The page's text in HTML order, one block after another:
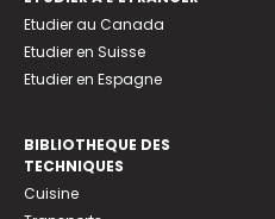
Etudier au Canada
Etudier en Suisse
Etudier en Espagne
BIBLIOTHEQUE DES
TECHNIQUES
Cuisine